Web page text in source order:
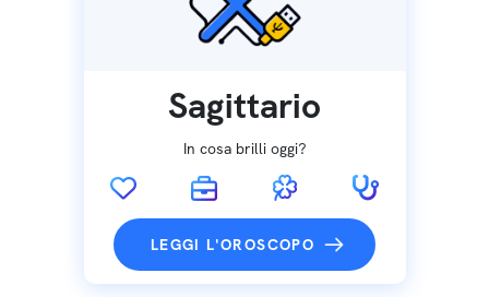
Sagittario
In cosa brilli oggi?
LEGGI L'OROSCOPO